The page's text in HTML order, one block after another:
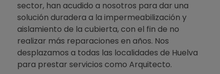
sector, han acudido a nosotros para dar una
solución duradera a la impermeabilización y
aislamiento de la cubierta, con el fin de no
realizar más reparaciones en años. Nos
desplazamos a todas las localidades de Huelva
para prestar servicios como Arquitecto.